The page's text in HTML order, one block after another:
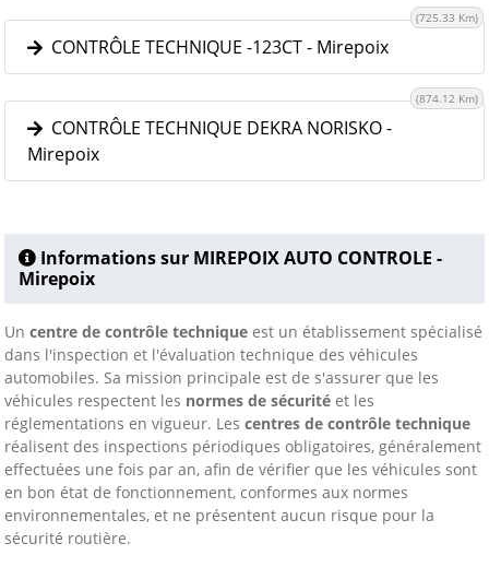
CONTRÔLE TECHNIQUE -123CT - Mirepoix
(725.33 Km)
CONTRÔLE TECHNIQUE DEKRA NORISKO -
Mirepoix
(874.12 Km)
Informations sur MIREPOIX AUTO CONTROLE -
Mirepoix
Un centre de contrôle technique est un établissement spécialisé
dans l'inspection et l'évaluation technique des véhicules
automobiles. Sa mission principale est de s'assurer que les
véhicules respectent les normes de sécurité et les
réglementations en vigueur. Les centres de contrôle technique
réalisent des inspections périodiques obligatoires, généralement
effectuées une fois par an, afin de vérifier que les véhicules sont
en bon état de fonctionnement, conformes aux normes
environnementales, et ne présentent aucun risque pour la
sécurité routière.